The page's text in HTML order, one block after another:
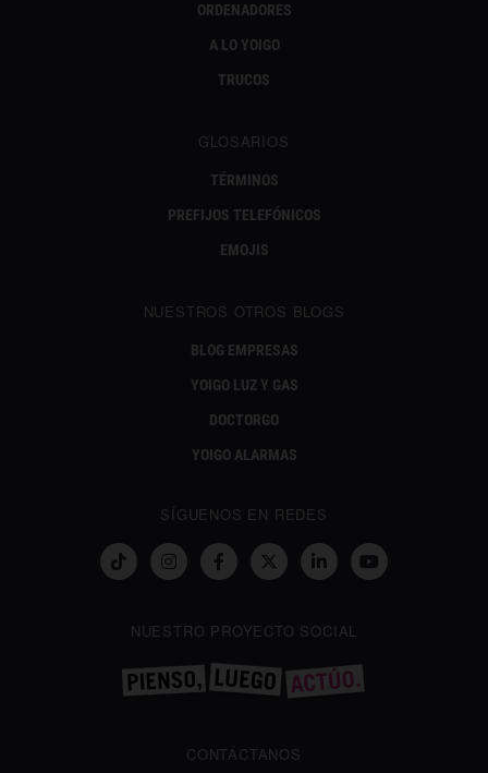
ORDENADORES
A LO YOIGO
TRUCOS
GLOSARIOS
TÉRMINOS
PREFIJOS TELEFÓNICOS
EMOJIS
NUESTROS OTROS BLOGS
BLOG EMPRESAS
YOIGO LUZ Y GAS
DOCTORGO
YOIGO ALARMAS
SÍGUENOS EN REDES
NUESTRO PROYECTO SOCIAL
CONTÁCTANOS